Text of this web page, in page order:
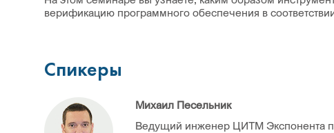
верификацию программного обеспечения в
Спикеры
Михаил Песельник
Ведущий инженер ЦИТМ Экспонента